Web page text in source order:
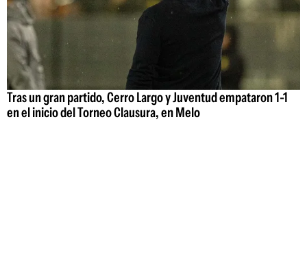
Tras un gran partido, Cerro Largo y Juventud empataron 1-1
en el inicio del Torneo Clausura, en Melo